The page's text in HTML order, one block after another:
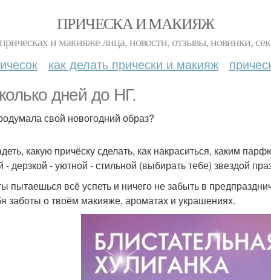
ПРИЧЕСКА И МАКИЯЖ
и макияже лица, новости, отзывы, новинки,
как делать прически и макияж
дней до НГ.
свой новогодний образ?
какую причёску сделать, как накраситься, каким
- дерзкой - уютной - стильной (выбирать тебе) звездой
пытаешься всё успеть и ничего не забыть в
заботы о твоём макияже, ароматах и украшениях.